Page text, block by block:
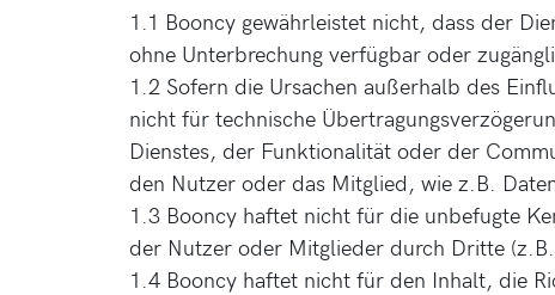
1.1 Booncy gewährleistet nicht, dass der
ohne Unterbrechung verfügbar oder
1.2 Sofern die Ursachen außerhalb des
nicht für technische
Dienstes, der Funktionalität oder der
den Nutzer oder das Mitglied, wie z.B.
1.3 Booncy haftet nicht für die unbefugte
der Nutzer oder Mitglieder durch Dritte
1.4 Booncy haftet nicht für den Inhalt, die